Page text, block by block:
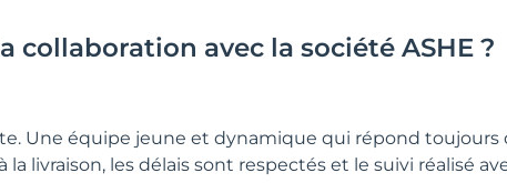
collaboration avec la société ASHE ?
Une équipe jeune et dynamique qui répond toujours
la livraison, les délais sont respectés et le suivi réalisé